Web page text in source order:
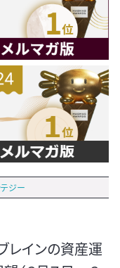
ジー
レインの資産運